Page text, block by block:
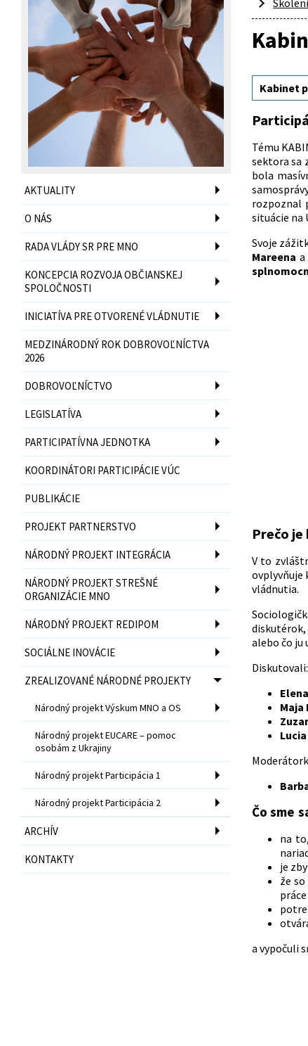
AKTUALITY
O NÁS
RADA VLÁDY SR PRE MNO
KONCEPCIA ROZVOJA OBČIANSKEJ
SPOLOČNOSTI
INICIATÍVA PRE OTVORENÉ VLÁDNUTIE
MEDZINÁRODNÝ ROK DOBROVOĽNÍCTVA
2026
DOBROVOĽNÍCTVO
LEGISLATÍVA
PARTICIPATÍVNA JEDNOTKA
KOORDINÁTORI PARTICIPÁCIE VÚC
PUBLIKÁCIE
PROJEKT PARTNERSTVO
NÁRODNÝ PROJEKT INTEGRÁCIA
NÁRODNÝ PROJEKT STREŠNÉ
ORGANIZÁCIE MNO
NÁRODNÝ PROJEKT REDIPOM
SOCIÁLNE INOVÁCIE
ZREALIZOVANÉ NÁRODNÉ PROJEKTY
Národný projekt Výskum MNO a OS
Národný projekt EUCARE – pomoc
osobám z Ukrajiny
Národný projekt Participácia 1
Národný projekt Participácia 2
ARCHÍV
KONTAKTY
Kabinet
Tému
sektora sa
bola
rozpoznal
situácie na
Svoje
Mareena a
Prečo
V to
ovplyvňuje
vládnutia.
alebo čo ju
Diskutovali:
Maja
Čo sme
na
je
že
a vypočuli